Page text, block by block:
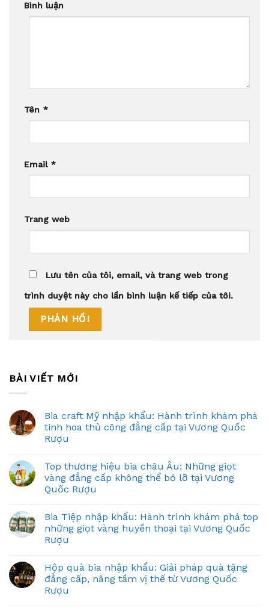
Bình luận
Tên *
Email *
Trang web
Lưu tên của tôi, email, và trang web trong
trình duyệt này cho lần bình luận kế tiếp của tôi.
BÀI VIẾT MỚI
Bia craft Mỹ nhập khẩu: Hành trình khám phá
tinh hoa thủ công đẳng cấp tại Vương Quốc
Rượu
Top thương hiệu bia châu Âu: Những giọt
vàng đẳng cấp không thể bỏ lỡ tại Vương
Quốc Rượu
Bia Tiệp nhập khẩu: Hành trình khám phá top
những giọt vàng huyền thoại tại Vương Quốc
Rượu
Hộp quà bia nhập khẩu: Giải pháp quà tặng
đẳng cấp, nâng tầm vị thế từ Vương Quốc
Rượu